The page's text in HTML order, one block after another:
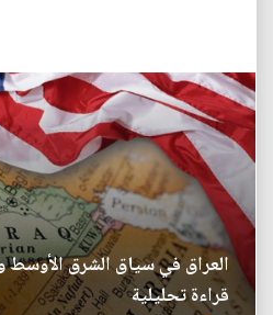
العراق في سياق الشرق الأوسط
قراءة تحليلية